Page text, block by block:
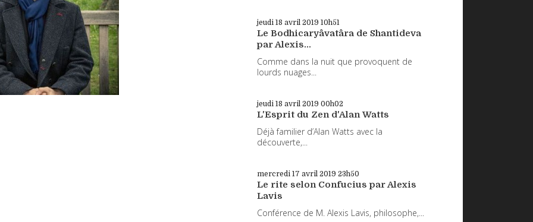
jeudi 18 avril 2019 10h51
Le Bodhicaryâvatâra de Shantideva
par Alexis...
Comme dans la nuit que provoquent de
lourds nuages...
jeudi 18 avril 2019 00h02
L'Esprit du Zen d'Alan Watts
Déjà familier d’Alan Watts avec la
découverte,...
mercredi 17 avril 2019 23h50
Le rite selon Confucius par Alexis
Lavis
Conférence de M. Alexis Lavis, philosophe,...